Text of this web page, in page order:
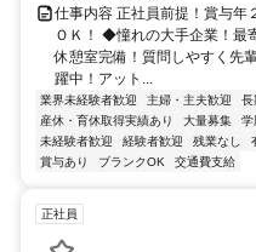
仕事内容 正社員前提！賞与年
ＯＫ！ ◆憧れの大手企業！最
休憩室完備！質問しやすく先
躍中！アット...
業界未経験者歓迎 主婦・主夫歓迎 長
産休・育休取得実績あり
大量募集 学
未経験者歓迎
経験者歓迎 残業なし
賞与あり
ブランクOK 交通費支給
正社員